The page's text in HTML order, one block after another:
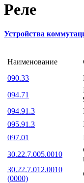
Реле
Устройства
Наименование
090.33
094.71
094.91.3
095.91.3
097.01
30.22.7.005.0010
30.22.7.012.0010
(0000)